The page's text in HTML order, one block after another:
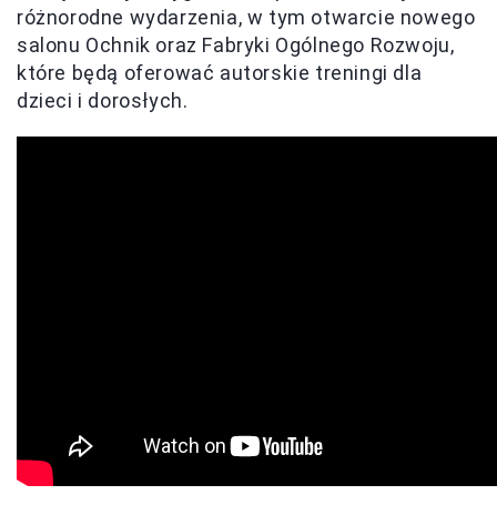
różnorodne wydarzenia, w tym otwarcie nowego
salonu Ochnik oraz Fabryki Ogólnego Rozwoju,
które będą oferować autorskie treningi dla
dzieci i dorosłych.